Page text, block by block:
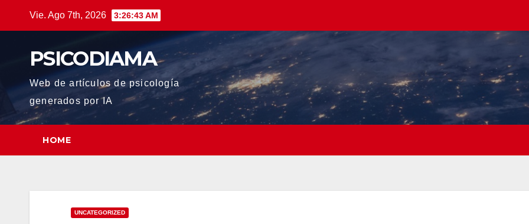
Vie. Ago 7th, 2026 3:26:45 AM
PSICODIAMA
Web de artículos de psicología
generados por IA
HOME
UNCATEGORIZED